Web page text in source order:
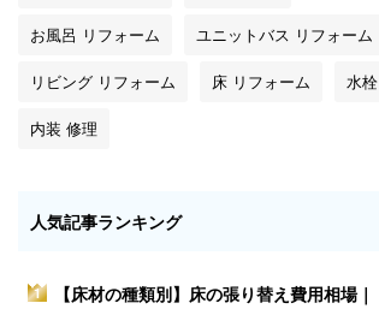
お風呂 リフォーム ユニットバス リフォーム
リビング リフォーム 床 リフォーム 水栓
内装 修理
人気記事ランキング
1
【床材の種類別】床の張り替え費用相場｜